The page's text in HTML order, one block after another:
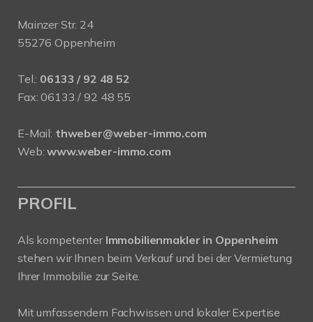
Mainzer Str. 24
55276 Oppenheim
Tel.: 06133 / 92 48 52
Fax: 06133 / 92 48 55
E-Mail: thweber@weber-immo.com
Web:www.weber-immo.com
PROFIL
Als kompetenter Immobilienmakler in Oppenheim
stehen wir Ihnen beim Verkauf und bei der Vermietung
Ihrer Immobilie zur Seite.
Mit umfassendem Fachwissen und lokaler Expertise